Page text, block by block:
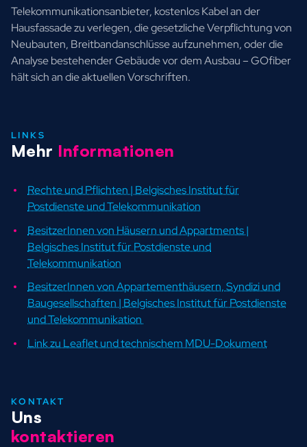
Telekommunikationsanbieter, kostenlos Kabel an der
Hausfassade zu verlegen, die gesetzliche Verpflichtung von
Neubauten, Breitbandanschlüsse aufzunehmen, oder die
Analyse bestehender Gebäude vor dem Ausbau – GOfiber
hält sich an die aktuellen Vorschriften.
LINKS
Mehr Informationen
Rechte und Pflichten | Belgisches Institut für
Postdienste und Telekommunikation
BesitzerInnen von Häusern und Appartments |
Belgisches Institut für Postdienste und
Telekommunikation
BesitzerInnen von Appartementhäusern, Syndizi und
Baugesellschaften | Belgisches Institut für Postdienste
und Telekommunikation
Link zu Leaflet und technischem MDU-Dokument
KONTAKT
Uns
kontaktieren